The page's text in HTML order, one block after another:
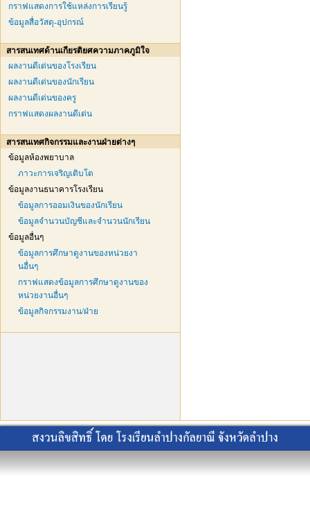
กราฟแสดงการใช้แหล่งการเรียนรู้
ข้อมูลสื่อวัสดุ-อุปกรณ์
สารสนเทศด้านเกียรติยศความภาคภูมิใจ
ผลงานดีเด่นของโรงเรียน
ผลงานดีเด่นของนักเรียน
ผลงานดีเด่นของครู
กราฟแสดงผลงานดีเด่น
สารสนเทศกิจกรรมและงานฝ่ายต่างๆ
ข้อมูลห้องพยาบาล
ภาวะการเจริญเติบโต
ข้อมูลงานธนาคารโรงเรียน
ข้อมูลการออมเงินของนักเรียน
ข้อมูลจำนวนบัญชีและจำนวนนักเรียน
ข้อมูลอื่นๆ
ข้อมูลการศึกษาดูงานของหน่วยงา
นอื่นๆ
กราฟแสดงข้อมูลการศึกษาดูงานของ
หน่วยงานอื่นๆ
ข้อมูลกิจกรรมงาน/ฝ่าย